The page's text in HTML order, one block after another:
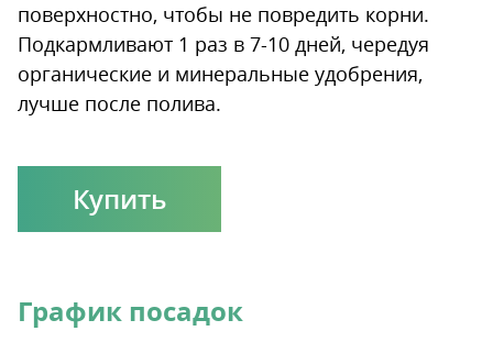
поверхностно, чтобы не повредить корни.
Подкармливают 1 раз в 7-10 дней, чередуя
органические и минеральные удобрения,
лучше после полива.
Купить
График посадок